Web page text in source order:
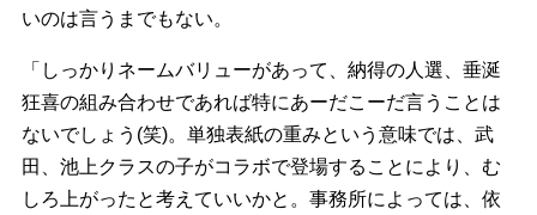
いのは言うまでもない。
「しっかりネームバリューがあって、納得の人選、垂涎
狂喜の組み合わせであれば特にあーだこーだ言うことは
ないでしょう(笑)。単独表紙の重みという意味では、武
田、池上クラスの子がコラボで登場することにより、む
しろ上がったと考えていいかと。事務所によっては、依